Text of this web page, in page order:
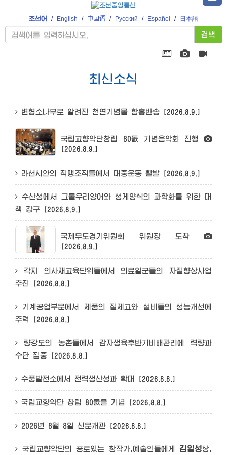
조선어 / English / 中国语 / Русский / Español / 日本語
검색
최신소식
변형소나무로 알려진 천연기념물 함흥반송 [2026.8.9.]
국립교향악단창립 80돐 기념음악회 진행
[2026.8.9.]
라선시안의 직맹조직들에서 대중운동 활발 [2026.8.9.]
수산성에서 그물우리양어와 성게양식의 과학화를 위한 대
책 강구
[2026.8.9.]
국제무도경기위원회 위원장 도착
[2026.8.9.]
각지 의사재교육단위들에서 의료일군들의 자질향상사업
추진
[2026.8.8.]
기계공업부문에서 제품의 질제고와 설비들의 성능개선에
주력
[2026.8.8.]
량강도의 농촌들에서 감자생육후반기비배관리에 력량과
수단 집중
[2026.8.8.]
수풍발전소에서 전력생산성과 확대 [2026.8.8.]
국립교향악단 창립 80돐을 기념 [2026.8.8.]
2026년 8월 8일 신문개관 [2026.8.8.]
국립교향악단의 공로있는 창작가,예술인들에게 김일성상,